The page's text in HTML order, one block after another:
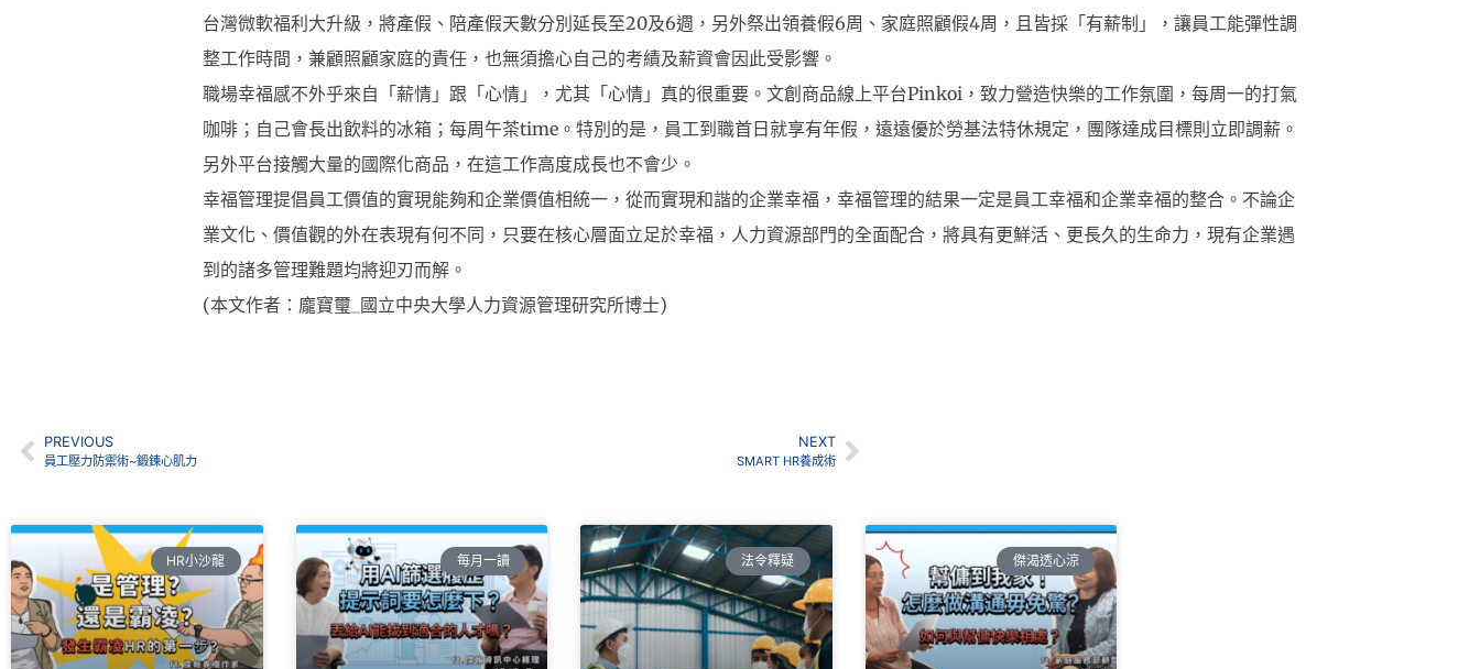
台灣微軟福利大升級，將產假、陪產假天數分別延長至20及6週，另外祭出領養假6周、家庭照顧假4周，且皆採「有薪制」，讓員工能彈性調
整工作時間，兼顧照顧家庭的責任，也無須擔心自己的考績及薪資會因此受影響。
職場幸福感不外乎來自「薪情」跟「心情」，尤其「心情」真的很重要。文創商品線上平台Pinkoi，致力營造快樂的工作氛圍，每周一的打氣
咖啡；自己會長出飲料的冰箱；每周午茶time。特別的是，員工到職首日就享有年假，遠遠優於勞基法特休規定，團隊達成目標則立即調薪。
另外平台接觸大量的國際化商品，在這工作高度成長也不會少。
幸福管理提倡員工價值的實現能夠和企業價值相統一，從而實現和諧的企業幸福，幸福管理的結果一定是員工幸福和企業幸福的整合。不論企
業文化、價值觀的外在表現有何不同，只要在核心層面立足於幸福，人力資源部門的全面配合，將具有更鮮活、更長久的生命力，現有企業遇
到的諸多管理難題均將迎刃而解。
(本文作者：龐寶璽_國立中央大學人力資源管理研究所博士)
PREVIOUS
員工壓力防禦術~鍛鍊心肌力
NEXT
SMART HR養成術
HR小沙龍 每月一讀 法令釋疑 傑渴透心涼